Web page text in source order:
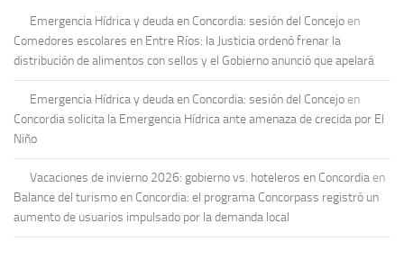
Emergencia Hídrica y deuda en Concordia: sesión del Concejo en
Comedores escolares en Entre Ríos: la Justicia ordenó frenar la
distribución de alimentos con sellos y el Gobierno anunció que apelará
Emergencia Hídrica y deuda en Concordia: sesión del Concejo en
Concordia solicita la Emergencia Hídrica ante amenaza de crecida por El
Niño
Vacaciones de invierno 2026: gobierno vs. hoteleros en Concordia en
Balance del turismo en Concordia: el programa Concorpass registró un
aumento de usuarios impulsado por la demanda local